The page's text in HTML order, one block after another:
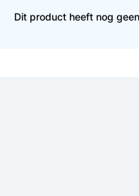
Dit product heeft nog